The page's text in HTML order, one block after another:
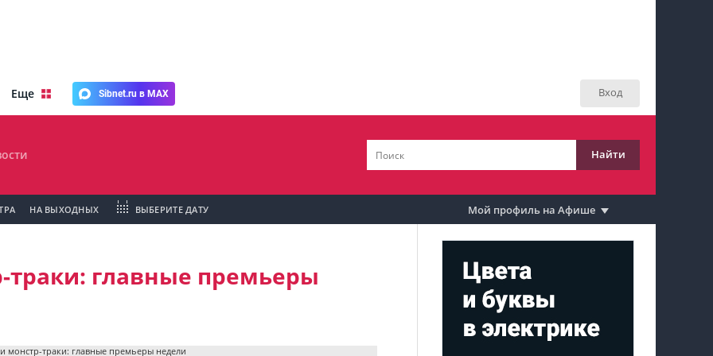
Еще Sibnet.ru в MAX Вход
Найти
Мои тусовки
Мои места
Перечитать
НА ВЫХОДНЫХ ВЫБЕРИТЕ ДАТУ Мой профиль на Афише
главные премьеры